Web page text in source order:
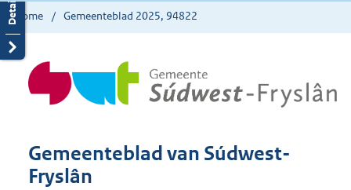
Home Gemeenteblad 2025, 94822
Gemeenteblad van Súdwest-
Fryslân